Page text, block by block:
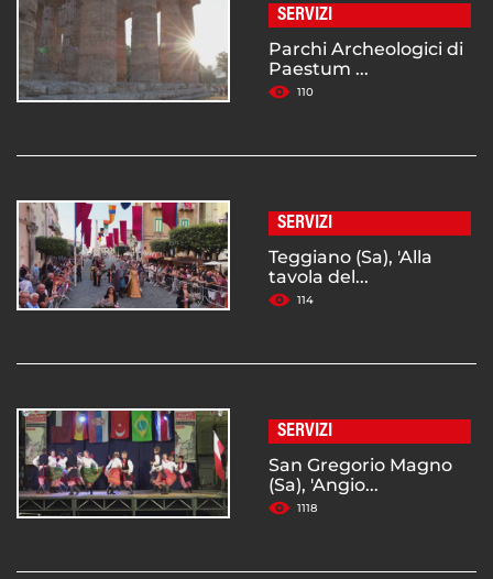
SERVIZI
Parchi Archeologici di
Paestum ...
110
SERVIZI
Teggiano (Sa), 'Alla
tavola del...
114
SERVIZI
San Gregorio Magno
(Sa), 'Angio...
1118